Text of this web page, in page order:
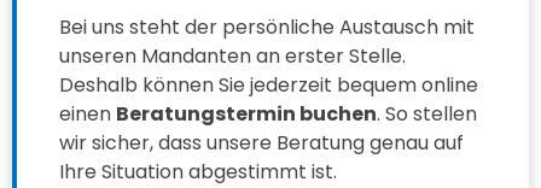
Bei uns steht der persönliche Austausch mit
unseren Mandanten an erster Stelle.
Deshalb können Sie jederzeit bequem online
einen Beratungstermin buchen. So stellen
wir sicher, dass unsere Beratung genau auf
Ihre Situation abgestimmt ist.